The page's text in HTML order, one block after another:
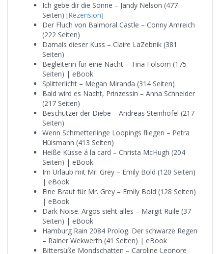
Ich gebe dir die Sonne – Jandy Nelson (477
Seiten) [Rezension]
Der Fluch von Balmoral Castle – Conny Amreich
(222 Seiten)
Damals dieser Kuss – Claire LaZebnik (381
Seiten)
Begleiterin für eine Nacht – Tina Folsom (175
Seiten) | eBook
Splitterlicht – Megan Miranda (314 Seiten)
Bald wird es Nacht, Prinzessin – Anna Schneider
(217 Seiten)
Beschützer der Diebe – Andreas Steinhöfel (217
Seiten)
Wenn Schmetterlinge Loopings fliegen – Petra
Hülsmann (413 Seiten)
Heiße Küsse á la card – Christa McHugh (204
Seiten) | eBook
Im Urlaub mit Mr. Grey – Emily Bold (120 Seiten)
| eBook
Eine Braut für Mr. Grey – Emily Bold (128 Seiten)
| eBook
Dark Noise. Argos sieht alles – Margit Ruile (37
Seiten) | eBook
Hamburg Rain 2084 Prolog. Der schwarze Regen
– Rainer Wekwerth (41 Seiten) | eBook
Bittersüße Mondschatten – Caroline Leonore